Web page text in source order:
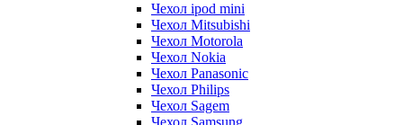
Чехол ipod mini
Чехол Mitsubishi
Чехол Motorola
Чехол Nokia
Чехол Panasonic
Чехол Philips
Чехол Sagem
Чехол Samsung